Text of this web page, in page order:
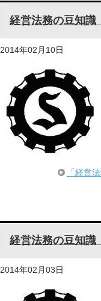
経営法務の豆知
2014年02月10日
「経営
経営法務の豆知識
2014年02月03日